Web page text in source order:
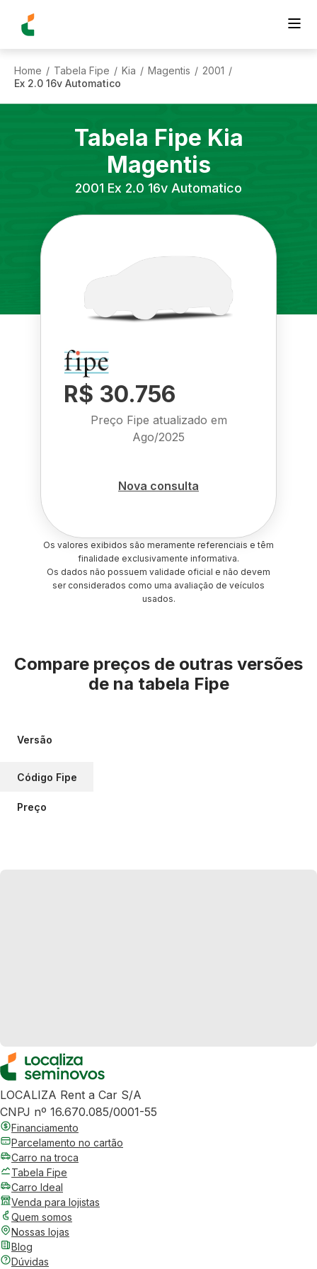
Home / Tabela Fipe / Kia / Magentis / 2001 /
Ex 2.0 16v Automatico
Tabela Fipe Kia
Magentis
2001 Ex 2.0 16v Automatico
R$ 30.756
Preço Fipe atualizado em
Ago/2025
Nova consulta
Os valores exibidos são meramente referenciais e têm
finalidade exclusivamente informativa.
Os dados não possuem validade oficial e não devem
ser considerados como uma avaliação de veículos
usados.
Compare preços de outras versões
de na tabela Fipe
Versão
Código Fipe
Preço
LOCALIZA Rent a Car S/A
CNPJ nº 16.670.085/0001-55
Financiamento
Parcelamento no cartão
Carro na troca
Tabela Fipe
Carro Ideal
Venda para lojistas
Quem somos
Nossas lojas
Blog
Dúvidas